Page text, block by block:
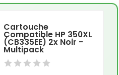
Cartouche
Compatible HP 350XL
(CB335EE) 2x Noir -
Multipack